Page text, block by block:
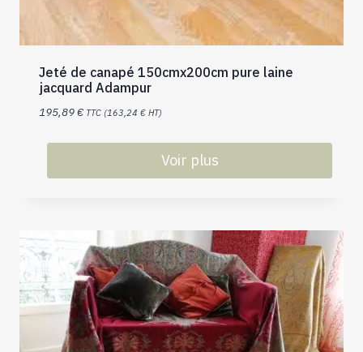
Jeté de canapé 150cmx200cm pure laine
jacquard Adampur
195,89€ TTC (163,24 € HT)
Voir plus